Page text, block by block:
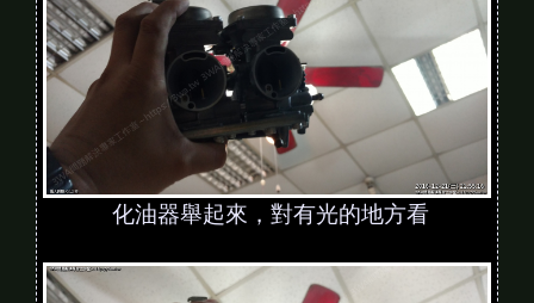
化油器舉起來，對有光的地方看